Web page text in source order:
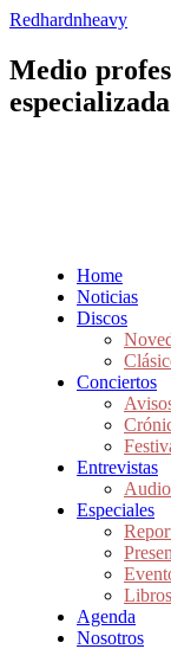
Redhardnheavy
Medio
Home
Noticias
Discos
Conciertos
Entrevistas
Especiales
Libros
Agenda
Nosotros